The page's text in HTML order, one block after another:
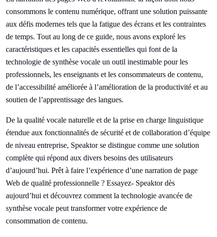
consommons le contenu numérique, offrant une solution puissante
aux défis modernes tels que la fatigue des écrans et les contraintes
de temps. Tout au long de ce guide, nous avons exploré les
caractéristiques et les capacités essentielles qui font de la
technologie de synthèse vocale un outil inestimable pour les
professionnels, les enseignants et les consommateurs de contenu,
de l’accessibilité améliorée à l’amélioration de la productivité et au
soutien de l’apprentissage des langues.
De la qualité vocale naturelle et de la prise en charge linguistique
étendue aux fonctionnalités de sécurité et de collaboration d’équipe
de niveau entreprise, Speaktor se distingue comme une solution
complète qui répond aux divers besoins des utilisateurs
d’aujourd’hui. Prêt à faire l’expérience d’une narration de page
Web de qualité professionnelle ? Essayez- Speaktor dès
aujourd’hui et découvrez comment la technologie avancée de
synthèse vocale peut transformer votre expérience de
consommation de contenu.